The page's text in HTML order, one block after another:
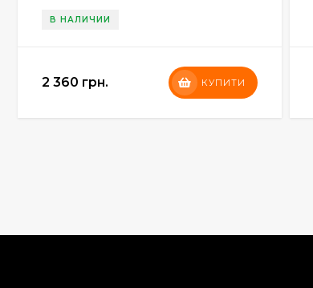
В НАЛИЧИИ
2 360 грн. КУПИТИ